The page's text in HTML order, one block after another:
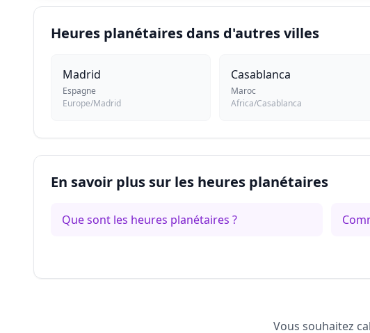
Heures planétaires dans d'autres villes
Madrid
Espagne
Europe/Madrid
Casablanca
Maroc
Africa/Casablanca
En savoir plus sur les heures planétaires
Que sont les heures planétaires ?
Vous souhaitez